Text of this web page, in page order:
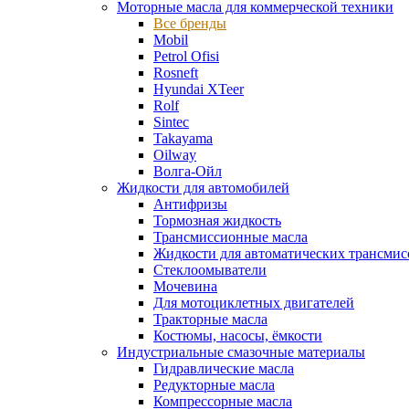
Моторные масла для коммерческой техники
Все бренды
Mobil
Petrol Ofisi
Rosneft
Hyundai XTeer
Rolf
Sintec
Takayama
Oilway
Волга-Ойл
Жидкости для автомобилей
Антифризы
Тормозная жидкость
Трансмиссионные масла
Жидкости для автоматических
Стеклоомыватели
Мочевина
Для мотоциклетных двигателей
Тракторные масла
Костюмы, насосы, ёмкости
Индустриальные смазочные материалы
Гидравлические масла
Редукторные масла
Компрессорные масла